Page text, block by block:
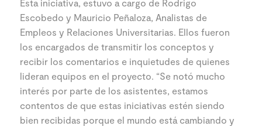
Esta iniciativa, estuvo a cargo de Rodrigo
Escobedo y Mauricio Peñaloza, Analistas de
Empleos y Relaciones Universitarias. Ellos fueron
los encargados de transmitir los conceptos y
recibir los comentarios e inquietudes de quienes
lideran equipos en el proyecto. “Se notó mucho
interés por parte de los asistentes, estamos
contentos de que estas iniciativas estén siendo
bien recibidas porque el mundo está cambiando y